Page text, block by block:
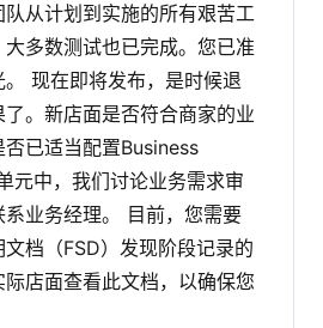
从计划到实施的所有艰苦工
多数测试也已完成。您已准
现在即将发布，是时候退
。新店面是否符合商家的业
已适当配置Business
元中，我们讨论业务需求审
业务经理。
目前，您需要
档（FSD）发现阶段记录的
店面查看此文档，以确保您